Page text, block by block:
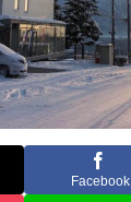
Facebook